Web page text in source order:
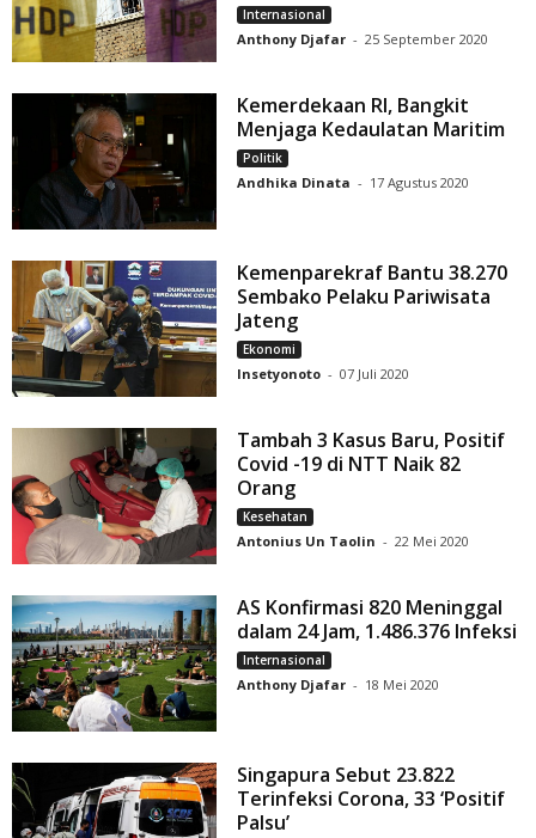
Internasional
Anthony Djafar - 25 September 2020
Kemerdekaan RI, Bangkit
Menjaga Kedaulatan Maritim
Politik
Andhika Dinata - 17 Agustus 2020
Kemenparekraf Bantu 38.270
Sembako Pelaku Pariwisata
Jateng
Ekonomi
Insetyonoto - 07 Juli 2020
Tambah 3 Kasus Baru, Positif
Covid -19 di NTT Naik 82
Orang
Kesehatan
Antonius Un Taolin - 22 Mei 2020
AS Konfirmasi 820 Meninggal
dalam 24 Jam, 1.486.376 Infeksi
Internasional
Anthony Djafar - 18 Mei 2020
Singapura Sebut 23.822
Terinfeksi Corona, 33 ‘Positif
Palsu’